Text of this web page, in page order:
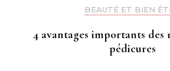
BEAUTÉ ET BIEN
4 avantages importants des
pédicures